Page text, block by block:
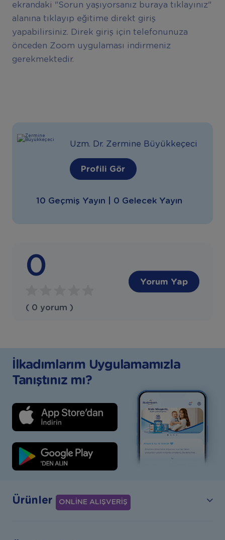
ekrandaki "Sorun yaşıyorsanız buraya tıklayınız"
alanına tıklayıp eğitime direkt giriş
yapabilirsiniz. Direk giriş için telefonunuza
önceden Zoom uygulaması indirmeniz
gerekmektedir.
Uzm. Dr. Zermine Büyükkeçeci
Profili Gör
10 Geçmiş Yayın | 0 Gelecek Yayın
0
( 0 yorum )
Yorum Yap
İlkadımlarım Uygulamamızla
Tanıştınız mı?
Ürünler ONLİNE ALIŞVERİŞ